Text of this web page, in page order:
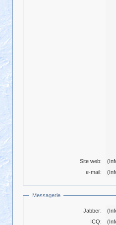
Site web:
e-mail:
Messagerie
Jabber:
ICQ: